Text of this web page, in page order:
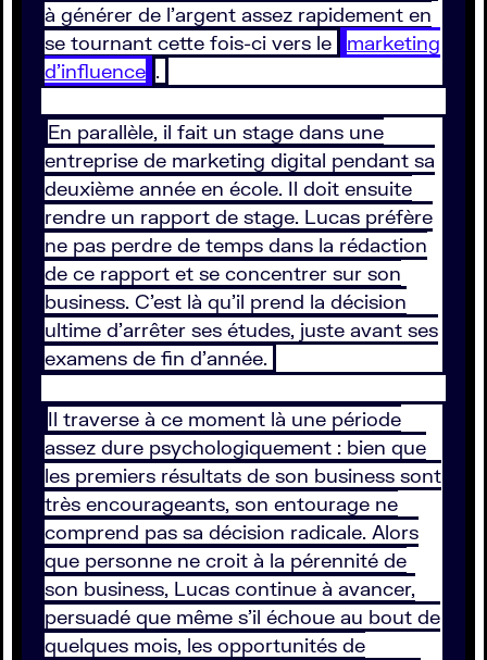
à générer de l’argent assez rapidement en
se tournant cette fois-ci vers le
marketing
d’influence .
En parallèle, il fait un stage dans une
entreprise de marketing digital pendant sa
deuxième année en école. Il doit ensuite
rendre un rapport de stage. Lucas préfère
ne pas perdre de temps dans la rédaction
de ce rapport et se concentrer sur son
business. C’est là qu’il prend la décision
ultime d’arrêter ses études, juste avant ses
examens de fin d’année.
Il traverse à ce moment là une période
assez dure psychologiquement : bien que
les premiers résultats de son business sont
très encourageants, son entourage ne
comprend pas sa décision radicale. Alors
que personne ne croit à la pérennité de
son business, Lucas continue à avancer,
persuadé que même s’il échoue au bout de
quelques mois, les opportunités de